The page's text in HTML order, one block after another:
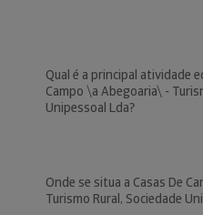
Qual é a principal atividade
Campo \a Abegoaria\ -
Unipessoal Lda?
Onde se situa a Casas De
Turismo Rural, Sociedade